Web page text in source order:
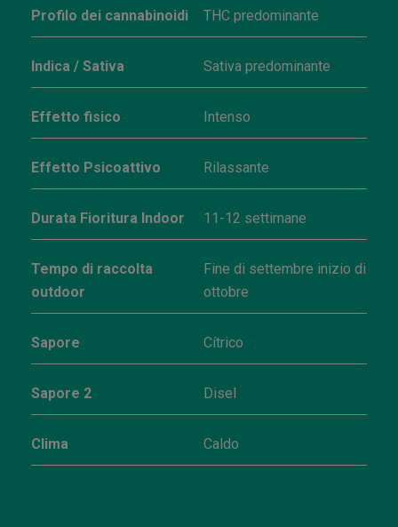
Profilo dei cannabinoidi THC predominante
Indica / Sativa Sativa predominante
Effetto fisico Intenso
Effetto Psicoattivo Rilassante
Durata Fioritura Indoor 11-12 settimane
Tempo di raccolta
outdoor
Fine di settembre inizio di
ottobre
Sapore Cítrico
Sapore 2 Disel
Clima Caldo